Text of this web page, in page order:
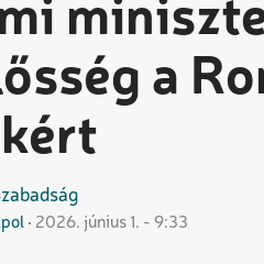
a
2026. június 1. - 9:33